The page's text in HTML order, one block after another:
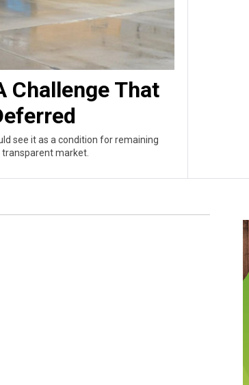
Challenge That
see it as a condition for remaining
market.